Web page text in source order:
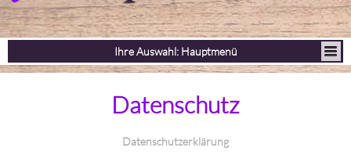
Ihre Auswahl: Hauptmenü
Datenschutz
Datenschutzerklärung